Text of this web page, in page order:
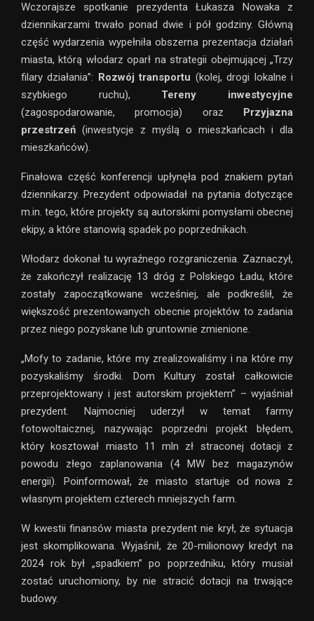
Wczorajsze spotkanie prezydenta Łukasza Nowaka z
dziennikarzami trwało ponad dwie i pół godziny. Główną
część wydarzenia wypełniła obszerna prezentacja działań
miasta, którą włodarz oparł na strategii obejmującej „Trzy
filary działania”:
Rozwój transportu (kolej, drogi lokalne i
szybkiego ruchu), Tereny inwestycyjne
(zagospodarowanie, promocja) oraz
Przyjazna
przestrzeń (inwestycje z myślą o mieszkańcach i dla
mieszkańców).
Finałowa część konferencji upłynęła pod znakiem pytań
dziennikarzy. Prezydent odpowiadał na pytania dotyczące
m.in. tego, które projekty są autorskimi pomysłami obecnej
ekipy, a które stanowią spadek po poprzednikach.
Włodarz dokonał tu wyraźnego rozgraniczenia. Zaznaczył,
że zakończył realizację 13 dróg z Polskiego Ładu, które
zostały zapoczątkowane wcześniej, ale podkreślił, że
większość prezentowanych obecnie projektów to zadania
przez niego pozyskane lub gruntownie zmienione.
„Mofy to zadanie, które my zrealizowaliśmy i na które my
pozyskaliśmy środki. Dom Kultury został całkowicie
przeprojektowany i jest autorskim projektem” – wyjaśniał
prezydent. Najmocniej uderzył w temat farmy
fotowoltaicznej, nazywając poprzedni projekt błędem,
który kosztował miasto 11 mln zł straconej dotacji z
powodu złego zaplanowania (4 MW bez magazynów
energii). Poinformował, że miasto startuje od nowa z
własnym projektem czterech mniejszych farm.
W kwestii finansów miasta prezydent nie krył, że sytuacja
jest skomplikowana. Wyjaśnił, że 20-milionowy kredyt na
2024 rok był „spadkiem” po poprzedniku, który musiał
zostać uruchomiony, by nie stracić dotacji na trwające
budowy.